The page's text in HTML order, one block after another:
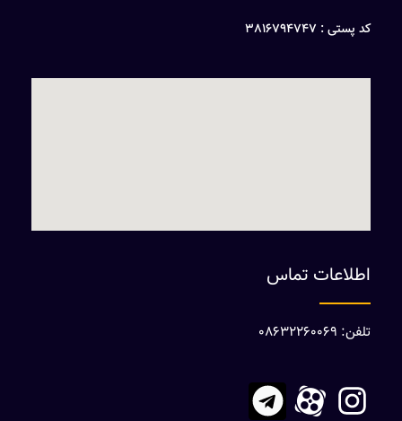
کد پستی : 3816794747
اطلاعات تماس
تلفن: 08632260069